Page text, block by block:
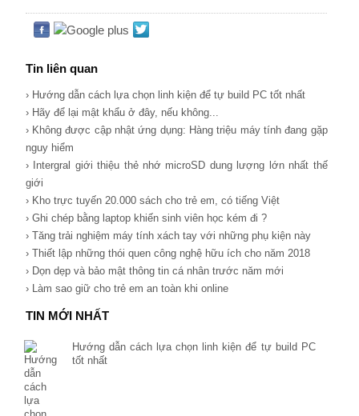
Tin liên quan
› Hướng dẫn cách lựa chọn linh kiện để tự build PC tốt nhất
› Hãy để lại mật khẩu ở đây, nếu không...
› Không được cập nhật ứng dụng: Hàng triệu máy tính đang gặp
nguy hiểm
› Intergral giới thiệu thẻ nhớ microSD dung lượng lớn nhất thế
giới
› Kho trực tuyến 20.000 sách cho trẻ em, có tiếng Việt
› Ghi chép bằng laptop khiến sinh viên học kém đi ?
› Tăng trải nghiệm máy tính xách tay với những phụ kiện này
› Thiết lập những thói quen công nghệ hữu ích cho năm 2018
› Dọn dẹp và bảo mật thông tin cá nhân trước năm mới
› Làm sao giữ cho trẻ em an toàn khi online
TIN MỚI NHẤT
Hướng dẫn cách lựa chọn linh kiện để tự build PC
tốt nhất